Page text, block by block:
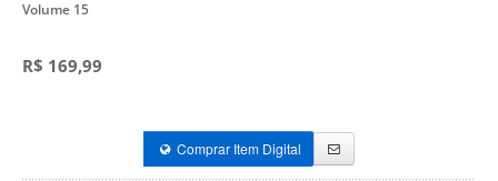
Volume 15
R$ 169,99
Comprar Item Digital